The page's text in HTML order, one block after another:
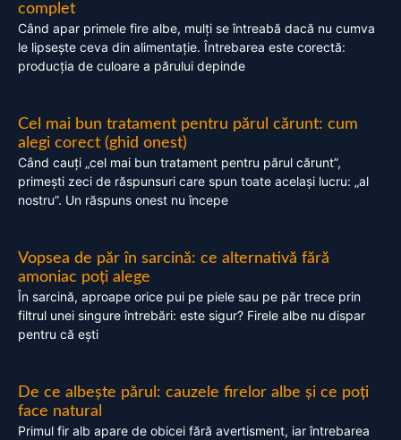
complet
Când apar primele fire albe, mulți se întreabă dacă nu cumva
le lipsește ceva din alimentație. Întrebarea este corectă:
producția de culoare a părului depinde
Cel mai bun tratament pentru părul cărunt: cum
alegi corect (ghid onest)
Când cauți „cel mai bun tratament pentru părul cărunt”,
primești zeci de răspunsuri care spun toate același lucru: „al
nostru”. Un răspuns onest nu începe
Vopsea de păr în sarcină: ce alternativă fără
amoniac poți alege
În sarcină, aproape orice pui pe piele sau pe păr trece prin
filtrul unei singure întrebări: este sigur? Firele albe nu dispar
pentru că ești
De ce albește părul: cauzele firelor albe și ce poți
face natural
Primul fir alb apare de obicei fără avertisment, iar întrebarea